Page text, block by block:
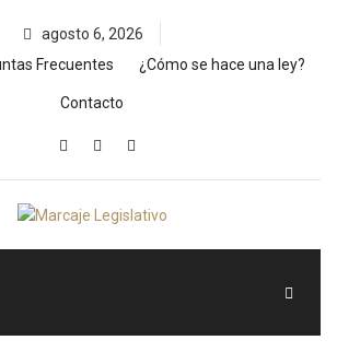
agosto 6, 2026
Frecuentes ¿Cómo se hace una ley?
Contacto